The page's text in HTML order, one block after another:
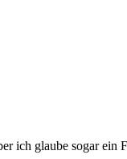
ich glaube sogar ein